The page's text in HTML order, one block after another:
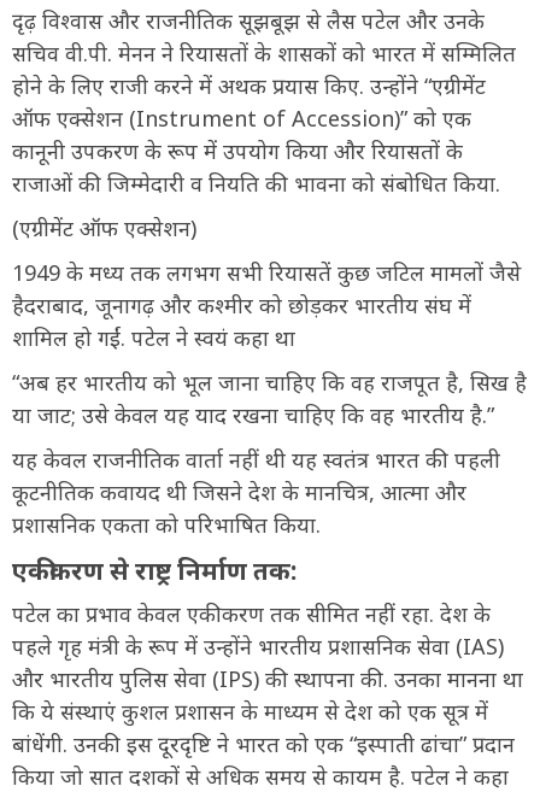
दृढ़ विश्वास और राजनीतिक सूझबूझ से लैस पटेल और उनके
सचिव वी.पी. मेनन ने रियासतों के शासकों को भारत में सम्मिलित
होने के लिए राजी करने में अथक प्रयास किए. उन्होंने “एग्रीमेंट
ऑफ एक्सेशन (Instrument of Accession)” को एक
कानूनी उपकरण के रूप में उपयोग किया और रियासतों के
राजाओं की जिम्मेदारी व नियति की भावना को संबोधित किया.
(एग्रीमेंट ऑफ एक्सेशन)
1949 के मध्य तक लगभग सभी रियासतें कुछ जटिल मामलों जैसे
हैदराबाद, जूनागढ़ और कश्मीर को छोड़कर भारतीय संघ में
शामिल हो गईं. पटेल ने स्वयं कहा था
“अब हर भारतीय को भूल जाना चाहिए कि वह राजपूत है, सिख है
या जाट; उसे केवल यह याद रखना चाहिए कि वह भारतीय है.”
यह केवल राजनीतिक वार्ता नहीं थी यह स्वतंत्र भारत की पहली
कूटनीतिक कवायद थी जिसने देश के मानचित्र, आत्मा और
प्रशासनिक एकता को परिभाषित किया.
एकीकरण से राष्ट्र निर्माण तक:
पटेल का प्रभाव केवल एकीकरण तक सीमित नहीं रहा. देश के
पहले गृह मंत्री के रूप में उन्होंने भारतीय प्रशासनिक सेवा (IAS)
और भारतीय पुलिस सेवा (IPS) की स्थापना की. उनका मानना था
कि ये संस्थाएं कुशल प्रशासन के माध्यम से देश को एक सूत्र में
बांधेंगी. उनकी इस दूरदृष्टि ने भारत को एक “इस्पाती ढांचा” प्रदान
किया जो सात दशकों से अधिक समय से कायम है. पटेल ने कहा